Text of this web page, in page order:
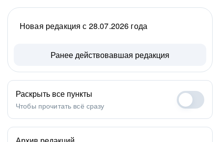
Новая редакция с 28.07.2026 года
Ранее действовавшая редакция
Раскрыть все пункты
Чтобы прочитать всё сразу